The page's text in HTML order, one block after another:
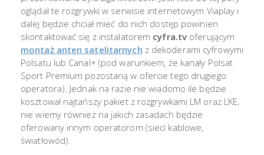
oglądał te rozgrywki w serwisie internetowym Viaplay i
dalej będzie chciał mieć do nich dostęp powinien
skontaktować się z instalatorem cyfra.tv oferującym
montaż anten satelitarnych z dekoderami cyfrowymi
Polsatu lub Canal+ (pod warunkiem, że kanały Polsat
Sport Premium pozostaną w ofercie tego drugiego
operatora). Jednak na razie nie wiadomo ile będzie
kosztował najtańszy pakiet z rozgrywkami LM oraz LKE,
nie wiemy również na jakich zasadach będzie
oferowany innym operatorom (sieci kablowe,
światłowód).